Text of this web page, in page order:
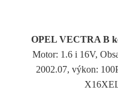
OPEL VECTRA B
Motor: 1.6 i 16V,
2002.07, výkon: